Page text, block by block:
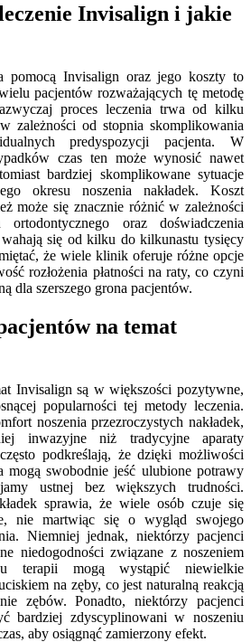
Invisalign i jakie
pomocą Invisalign oraz jego koszty to
pacjentów rozważających tę metodę
proces leczenia trwa od kilku
zależności od stopnia skomplikowania
predyspozycji pacjenta. W
czas ten może wynosić nawet
bardziej skomplikowane sytuacje
okresu noszenia nakładek. Koszt
może się znacznie różnić w zależności
oraz doświadczenia
się od kilku do kilkunastu tysięcy
że wiele klinik oferuje różne opcje
rozłożenia płatności na raty, co czyni
dla szerszego grona pacjentów.
na temat
Invisalign są w większości pozytywne,
popularności tej metody leczenia.
noszenia przezroczystych nakładek,
inwazyjne niż tradycyjne aparaty
podkreślają, że dzięki możliwości
mogą swobodnie jeść ulubione potrawy
ustnej bez większych trudności.
sprawia, że wiele osób czuje się
nie martwiąc się o wygląd swojego
Niemniej jednak, niektórzy pacjenci
niedogodności związane z noszeniem
terapii mogą wystąpić niewielkie
na zęby, co jest naturalną reakcją
zębów. Ponadto, niektórzy pacjenci
bardziej zdyscyplinowani w noszeniu
aby osiągnąć zamierzony efekt.